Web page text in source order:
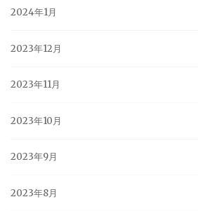
2024年1月
2023年12月
2023年11月
2023年10月
2023年9月
2023年8月